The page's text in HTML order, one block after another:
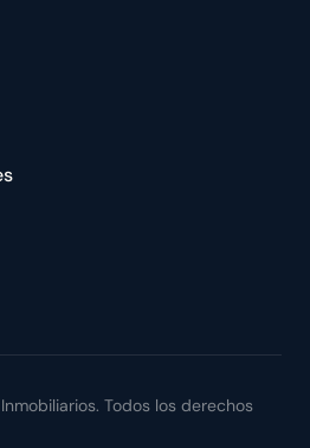
Todos los derechos